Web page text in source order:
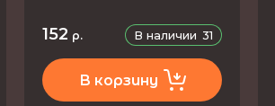
В наличии 31
152 р.
В корзину